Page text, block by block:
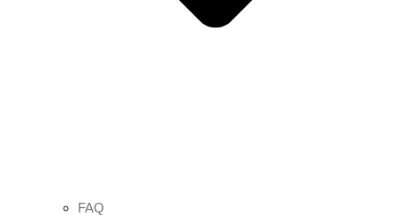
FAQ